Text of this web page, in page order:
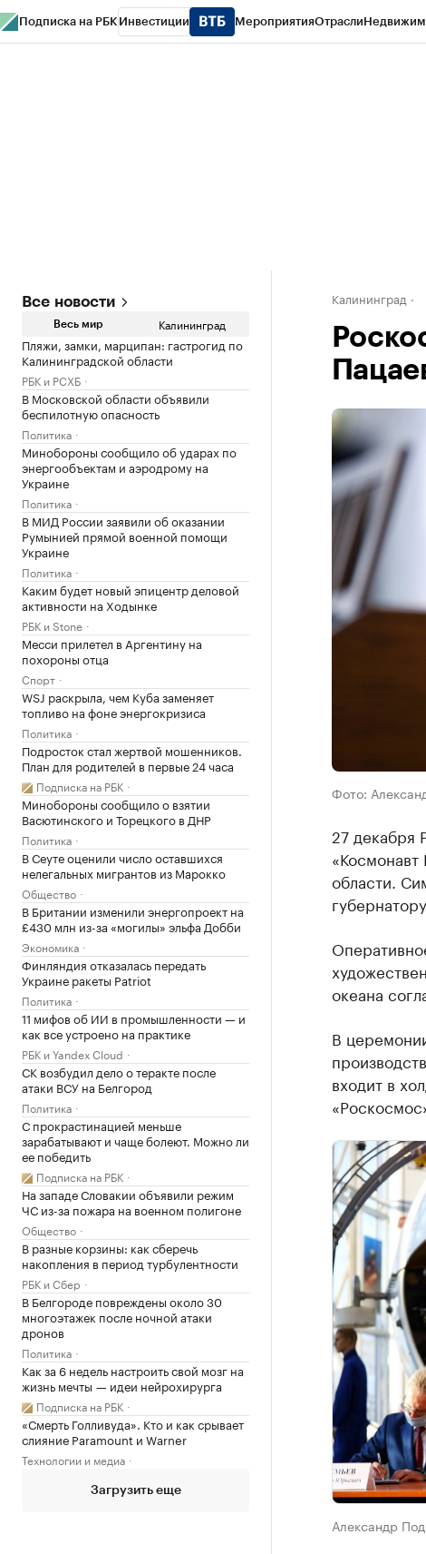
Подписка на РБК Инвестиции МероприятияОтрасли
Все новости
Весь мир Калининград
Пляжи, замки, марципан: гастрогид по
Калининградской области
РБК и РСХБ
В Московской области объявили
беспилотную опасность
Политика
Минобороны сообщило об ударах по
энергообъектам и аэродрому на
Украине
Политика
В МИД России заявили об оказании
Румынией прямой военной помощи
Украине
Политика
Каким будет новый эпицентр деловой
активности на Ходынке
РБК и Stone
Месси прилетел в Аргентину на
похороны отца
Спорт
WSJ раскрыла, чем Куба заменяет
топливо на фоне энергокризиса
Политика
Подросток стал жертвой мошенников.
План для родителей в первые 24 часа
Подписка на РБК
Минобороны сообщило о взятии
Васютинского и Торецкого в ДНР
Политика
В Сеуте оценили число оставшихся
нелегальных мигрантов из Марокко
Общество
В Британии изменили энергопроект на
£430 млн из-за «могилы» эльфа Добби
Экономика
Финляндия отказалась передать
Украине ракеты Patriot
Политика
11 мифов об ИИ в промышленности — и
как все устроено на практике
РБК и Yandex Cloud
СК возбудил дело о теракте после
атаки ВСУ на Белгород
Политика
С прокрастинацией меньше
зарабатывают и чаще болеют. Можно ли
ее победить
Подписка на РБК
На западе Словакии объявили режим
ЧС из-за пожара на военном полигоне
Общество
В разные корзины: как сберечь
накопления в период турбулентности
РБК и Сбер
В Белгороде повреждены около 30
многоэтажек после ночной атаки
дронов
Политика
Как за 6 недель настроить свой мозг на
жизнь мечты — идеи нейрохирурга
Подписка на РБК
«Смерть Голливуда». Кто и как срывает
слияние Paramount и Warner
Технологии и медиа
Загрузить еще
Калининград
Фото:
27 декабря
«Космонавт
области.
океана
В
входит в
Александр